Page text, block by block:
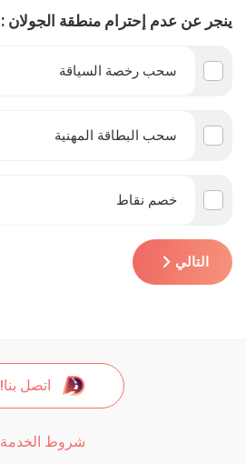
ينجر عن عدم إحترام منطقة الجولان :
سحب رخصة السياقة
سحب البطاقة المهنية
خصم نقاط
التالي
اتصل بنا!
شروط الخدمة